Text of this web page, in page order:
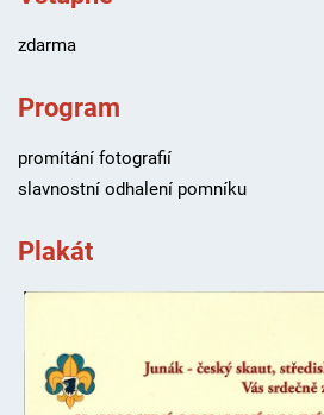
zdarma
Program
promítání fotografií
slavnostní odhalení pomníku
Plakát